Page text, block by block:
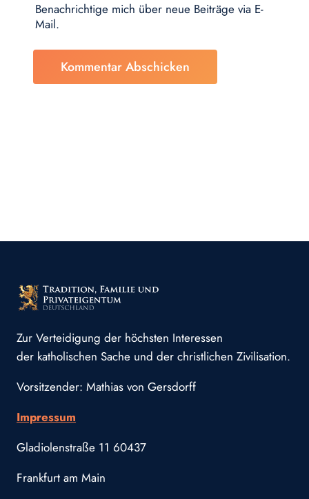
Benachrichtige mich über neue Beiträge via E-
Mail.
Zur Verteidigung der höchsten Interessen
der katholischen Sache und der christlichen Zivilisation.
Vorsitzender: Mathias von Gersdorff
Impressum
Gladiolenstraße 11 60437
Frankfurt am Main